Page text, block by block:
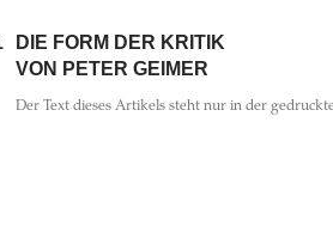
DIE FORM DER KRITIK
VON PETER GEIMER
Der Text dieses Artikels steht nur in der